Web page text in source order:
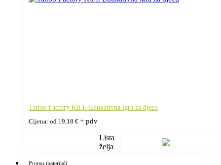
Tattoo Factory Kit I. Edukativna igra za djecu
Cijena: od 19,18 € + pdv
Lista
želja
Promo materijali